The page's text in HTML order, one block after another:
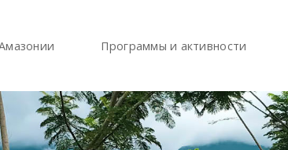
Программы и активности